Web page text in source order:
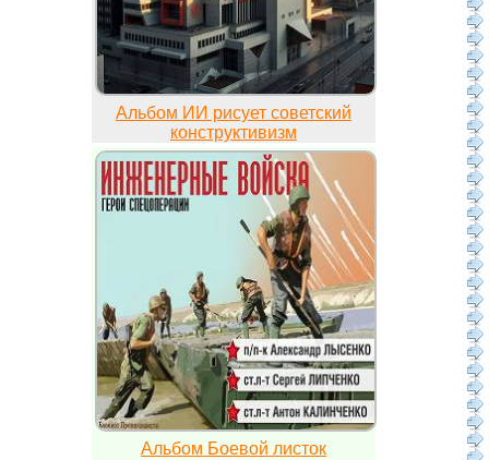
Альбом ИИ рисует советский
конструктивизм
Альбом Боевой листок